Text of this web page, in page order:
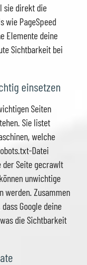
sie direkt die
wie PageSpeed
Elemente deine
Sichtbarkeit bei
einsetzen
Seiten
Sie listet
welche
Datei
Seite gecrawlt
unwichtige
werden. Zusammen
Google deine
die Sichtbarkeit